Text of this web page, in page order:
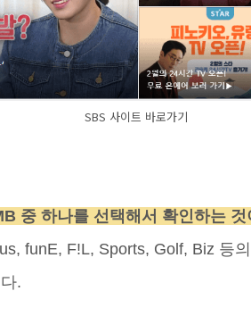
SBS 사이트 바로가기
중 하나를 선택해서 확인하는
funE, F!L, Sports, Golf, Biz 등
.